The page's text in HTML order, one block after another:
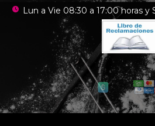
Lun a Vie 08:30 a 17:00 horas y